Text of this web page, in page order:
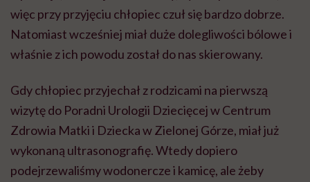
więc przy przyjęciu chłopiec czuł się bardzo dobrze.
Natomiast wcześniej miał duże dolegliwości bólowe i
właśnie z ich powodu został do nas skierowany.
Gdy chłopiec przyjechał z rodzicami na pierwszą
wizytę do Poradni Urologii Dziecięcej w Centrum
Zdrowia Matki i Dziecka w Zielonej Górze, miał już
wykonaną ultrasonografię. Wtedy dopiero
podejrzewaliśmy wodonercze i kamicę, ale żeby